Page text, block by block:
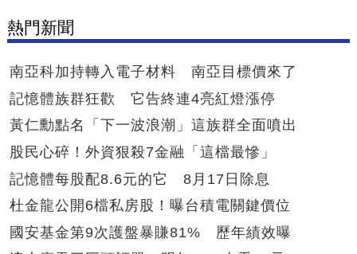
熱門新聞
南亞科加持轉入電子材料 南亞目標價來了
記憶體族群狂歡 它告終連4亮紅燈漲停
黃仁勳點名「下一波浪潮」這族群全面噴出
股民心碎！外資狠殺7金融「這檔最慘」
記憶體每股配8.6元的它 8月17日除息
杜金龍公開6檔私房股！曝台積電關鍵價位
國安基金第9次護盤暴賺81% 歷年績效曝